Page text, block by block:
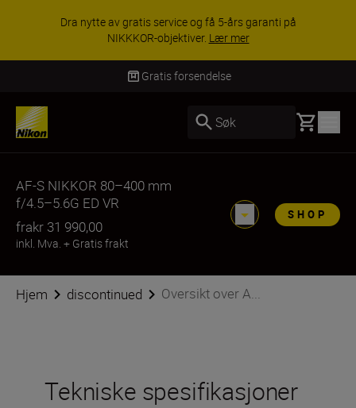
Dra nytte av gratis service og få 5-års garanti på
NIKKKOR-objektiver. Lær mer
Gratis forsendelse
Søk Basket
AF-S NIKKOR 80–400 mm
f/4.5–5.6G ED VR
frakr 31 990,00
inkl. Mva. + Gratis frakt
SHOP
Hjem discontinued Oversikt over A...
Tekniske spesifikasjoner